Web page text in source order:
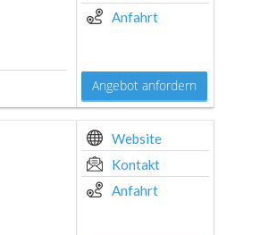
Anfahrt
Angebot anfordern
Website
Kontakt
Anfahrt